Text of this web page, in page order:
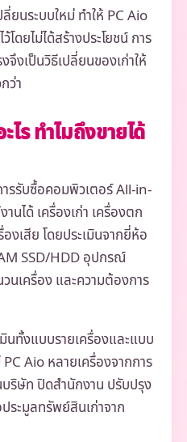
ยนระบบใหม่ ทำให้ PC Aio
ดยไม่ได้สร้างประโยชน์ การ
งเป็นวิธีเปลี่ยนของเก่าให้
ว่า
ร ทำไมถึงขายได้
รรับซื้อคอมพิวเตอร์ All-in-
นได้ เครื่องเก่า เครื่องตก
งเสีย โดยประเมินจากยี่ห้อ
SSD/HDD อุปกรณ์
นเครื่อง และความต้องการ
นทั้งแบบรายเครื่องและแบบ
Aio หลายเครื่องจากการ
ริษัท ปิดสำนักงาน ปรับปรุง
ะมูลทรัพย์สินเก่าจาก